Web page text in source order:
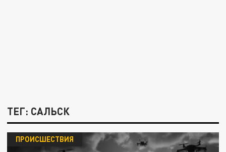
ТЕГ: САЛЬСК
ПРОИСШЕСТВИЯ